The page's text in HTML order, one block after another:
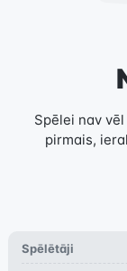
Spēlei nav
pirmais,
Spēlētāji